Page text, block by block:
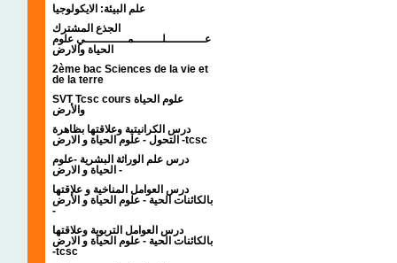
علم البيئة: الايكولوجيا
الجذع المشترك
عـــــــــــلــــــــمــــــــــــي علوم
الحياة والارض
2ème bac Sciences de la vie et
de la terre
SVT Tcsc cours علوم الحياة
والأرض
درس الكرانيتية وعلاقتها بظاهرة
التحول - علوم الحياة و الارض -tcsc
درس علم الوراثة البشرية -علوم
الحياة و الارض -
درس العوامل المناخية و علاقتها
بالكائنات الحية - علوم الحياة و الأرض
-
درس العوامل التربوية وعلاقتها
بالكائنات الحية - علوم الحياة و الارض
-tcsc